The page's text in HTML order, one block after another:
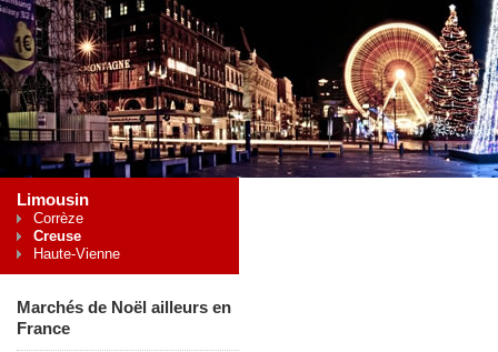
Limousin
Corrèze
Creuse
Haute-Vienne
Marchés de Noël ailleurs en
France